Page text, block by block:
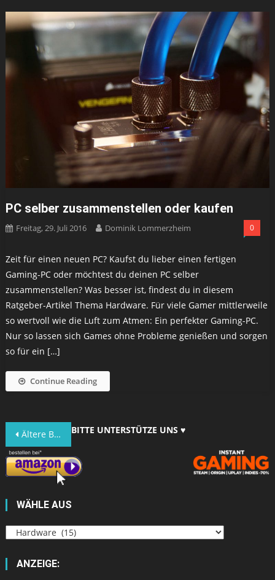
PC selber zusammenstellen oder kaufen
Freitag, 29. Juli 2016 Dominik Lommerzheim 0
Zeit für einen neuen PC? Kaufst du lieber einen fertigen
Gaming-PC oder möchtest du deinen PC selber
zusammenstellen? Was besser ist, findest du in diesem
Ratgeber-Artikel Thema Hardware. Für viele Gamer mittlerweile
so wertvoll wie die Luft zum Atmen: Ein perfekter Gaming-PC.
Nur so lassen sich Games ohne Probleme genießen und sorgen
so für ein […]
Continue Reading
Beitragsnavigation
Ältere Beiträge BITTE UNTERSTÜTZE UNS ♥
WÄHLE AUS
Wähle
ANZEIGE: